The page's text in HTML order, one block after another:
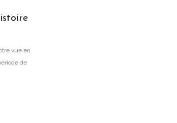
vue en
de